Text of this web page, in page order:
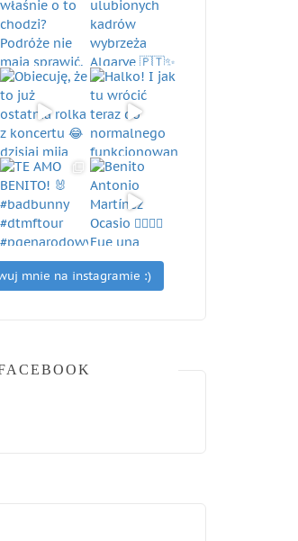
mnie na instagramie :)